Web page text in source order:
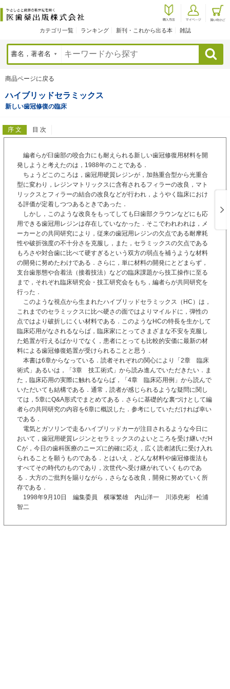
カテゴリ一覧 ランキング 新刊・これから出る本 雑誌
検索
商品ページに戻る
ハイブリッドセラミックス
新しい歯冠修復の臨床
序 文 目 次
編者らが臼歯部の咬合力にも耐えられる新しい歯冠修復用材料を開
発しようと考えたのは，1988年のことである．
ちょうどこのころは，歯冠用硬質レジンが，加熱重合型から光重合
型に変わり，レジンマトリックスに含有されるフィラーの改良，マト
リックスとフィラーの結合の改良などが行われ，ようやく臨床におけ
る評価が定着しつつあるときであった．
しかし，このような改良をもってしても臼歯部クラウンなどにも応
用できる歯冠用レジンは存在していなかった．そこでわれわれは，メ
ーカーとの共同研究により，従来の歯冠用レジンの欠点である耐摩耗
性や破折強度の不十分さを克服し，また，セラミックスの欠点である
もろさや対合歯に比べて硬すぎるという双方の弱点を補うような材料
の開発に努めたわけである．さらに，単に材料の開発にとどまらず，
支台歯形態や合着法（接着技法）などの臨床課題から技工操作に至る
まで，それぞれ臨床研究会・技工研究会をもち，編者らが共同研究を
行った．
このような視点から生まれたハイブリッドセラミックス（HC）は，
これまでのセラミックスに比べ硬さの面ではよりマイルドに，弾性の
点ではより破折しにくい材料である．このようなHCの特長を生かして
臨床応用がなされるならば，臨床家にとってさまざまな不安を克服し
た処置が行えるばかりでなく，患者にとっても比較的安価に最新の材
料による歯冠修復処置が受けられることと思う．
本書は6章からなっている．読者それぞれの関心により「2章 臨床
術式」あるいは，「3章 技工術式」から読み進んでいただきたい．ま
た，臨床応用の実際に触れるならば，「4章 臨床応用例」から読んで
いただいても結構である．通常，読者が感じられるような疑問に関し
ては，5章にQ&A形式でまとめてある．さらに基礎的な裏づけとして編
者らの共同研究の内容を6章に概説した．参考にしていただければ幸い
である．
電気とガソリンで走るハイブリッドカーが注目されるような今日に
おいて，歯冠用硬質レジンとセラミックスのよいところを受け継いだH
Cが，今日の歯科医療のニーズに的確に応え，広く読者諸氏に受け入れ
られることを願うものである．とはいえ，どんな材料や歯冠修復法も
すべてその時代のものであり，次世代へ受け継がれていくものであ
る．大方のご批判を賜りながら，さらなる改良，開発に努めていく所
存である．
1998年9月10日 編集委員 横塚繁雄 内山洋一 川添尭彬 松浦
智二